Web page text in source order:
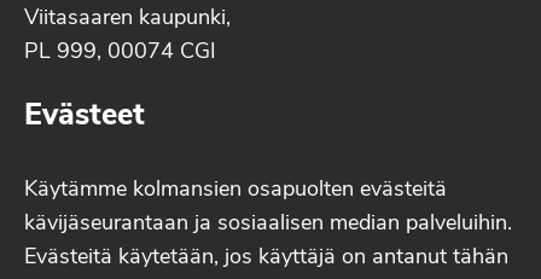
Viitasaaren kaupunki,
PL 999, 00074 CGI
Evästeet
Käytämme kolmansien osapuolten evästeitä
kävijäseurantaan ja sosiaalisen median palveluihin.
Evästeitä käytetään, jos käyttäjä on antanut tähän